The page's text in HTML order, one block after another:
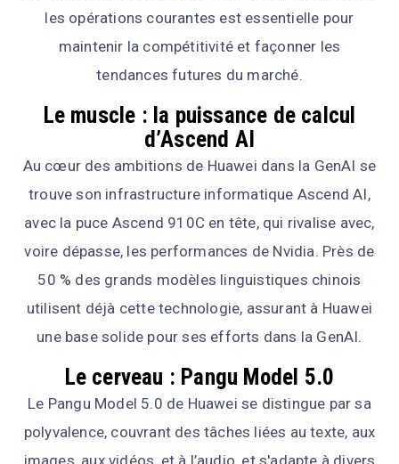
les opérations courantes est essentielle pour
maintenir la compétitivité et façonner les
tendances futures du marché.
Le muscle : la puissance de calcul
d’Ascend AI
Au cœur des ambitions de Huawei dans la GenAI se
trouve son infrastructure informatique Ascend AI,
avec la puce Ascend 910C en tête, qui rivalise avec,
voire dépasse, les performances de Nvidia. Près de
50 % des grands modèles linguistiques chinois
utilisent déjà cette technologie, assurant à Huawei
une base solide pour ses efforts dans la GenAI.
Le cerveau : Pangu Model 5.0
Le Pangu Model 5.0 de Huawei se distingue par sa
polyvalence, couvrant des tâches liées au texte, aux